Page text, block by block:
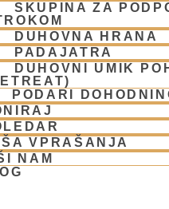
SKUPINA ZA
DUHOVNA HRANA
PADAJATRA
DUHOVNI UMIK
PODARI
VPRAŠANJA
NAM